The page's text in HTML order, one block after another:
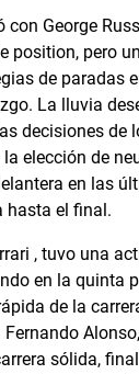
con George
position, pero
de paradas
La lluvia
decisiones de
elección de
en las
hasta el final​​.
, tuvo una
en la quinta
de la
sólida,